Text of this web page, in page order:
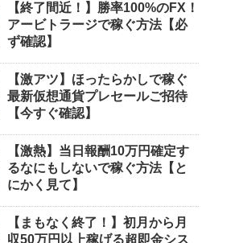
【終了間近！】勝率100%のFX！
アービトラージで稼ぐ方法【必
ず確認】
【激アツ】ほったらかしで稼ぐ
最新仮想通貨プレセールご招待
【今すぐ確認】
【激熱】当日報酬10万円確定す
るなにもしないで稼ぐ方法【と
にかく見て】
【まもなく終了！】初月から月
収50万円以上稼げる超即金シス